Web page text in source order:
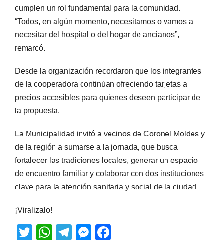
cumplen un rol fundamental para la comunidad.
“Todos, en algún momento, necesitamos o vamos a
necesitar del hospital o del hogar de ancianos”,
remarcó.
Desde la organización recordaron que los integrantes
de la cooperadora continúan ofreciendo tarjetas a
precios accesibles para quienes deseen participar de
la propuesta.
La Municipalidad invitó a vecinos de Coronel Moldes y
de la región a sumarse a la jornada, que busca
fortalecer las tradiciones locales, generar un espacio
de encuentro familiar y colaborar con dos instituciones
clave para la atención sanitaria y social de la ciudad.
¡Viralizalo!
T
W
T
M